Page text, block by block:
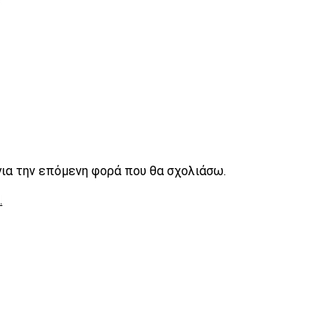
την επόμενη φορά που θα σχολιάσω.